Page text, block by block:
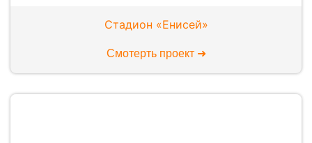
Стадион «Енисей»
Смотерть проект ➜